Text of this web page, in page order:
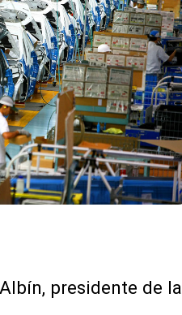
presidente de la